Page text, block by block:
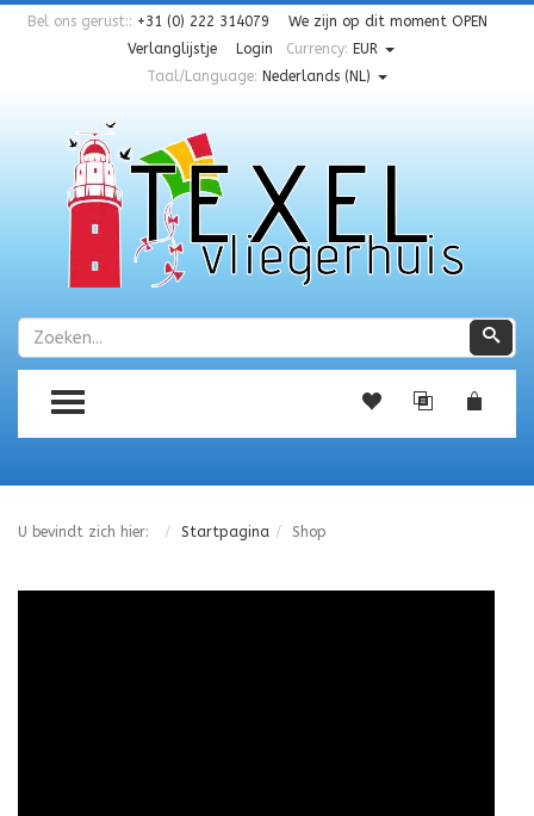
Bel ons gerust:: +31 (0) 222 314079 We zijn op dit moment OPEN
Verlanglijstje
Login Currency: EUR
Taal/Language: Nederlands (NL)
Zoeken
TOGGLE MENU
U bevindt zich hier: Startpagina Shop